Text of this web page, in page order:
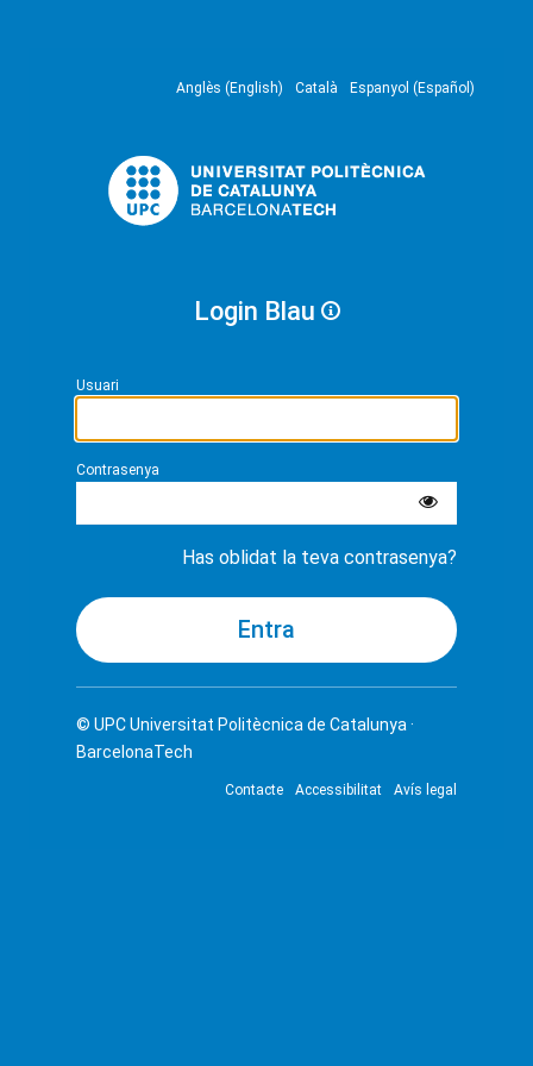
Anglès (English) Català Espanyol (Español)
Login Blau
Usuari
Contrasenya
Has oblidat la teva contrasenya?
© UPCUniversitat Politècnica de Catalunya ·
BarcelonaTech
Contacte Accessibilitat Avís legal